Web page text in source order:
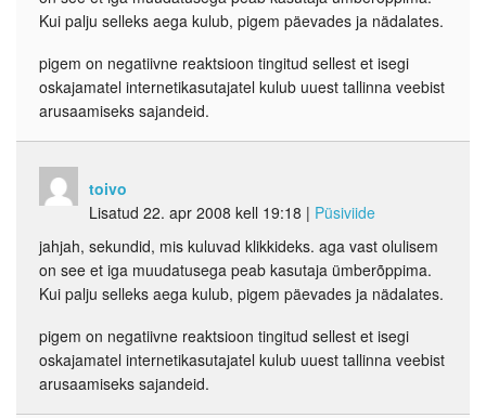
Kui palju selleks aega kulub, pigem päevades ja nädalates.
pigem on negatiivne reaktsioon tingitud sellest et isegi
oskajamatel internetikasutajatel kulub uuest tallinna veebist
arusaamiseks sajandeid.
toivo
Lisatud 22. apr 2008 kell 19:18 | Püsiviide
jahjah, sekundid, mis kuluvad klikkideks. aga vast olulisem
on see et iga muudatusega peab kasutaja ümberõppima.
Kui palju selleks aega kulub, pigem päevades ja nädalates.
pigem on negatiivne reaktsioon tingitud sellest et isegi
oskajamatel internetikasutajatel kulub uuest tallinna veebist
arusaamiseks sajandeid.